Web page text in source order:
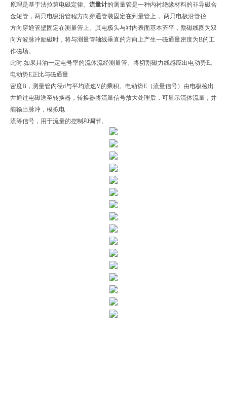
原理是基于法拉第电磁定律。 流量计的测量管是一种内衬绝缘材料的非导磁合
金短管，两只电级沿管程方向穿通管装固定在到量管上， 两只电极沿管径
方向穿通管壁固定在测量管上。其电极头与衬内表面基本齐平，励磁线圈为双
向方波脉冲励磁时，将与测量管轴线垂直的方向上产生一磁通量密度为B的工
作磁场。
此时.如果具油一定电号率的流体流经测量管。将切割磁力线感应出电动势E。
电动势E正比与磁通量
密度B，测量管内径d与平均流速V的乘积。电动势E（流量信号）由电极检出
井通过电磁送至转换器，转换器将流量信号放大处理后，可显示流体流量，井
能输出脉冲，模拟电
流等信号，用于流量的控制和调节。